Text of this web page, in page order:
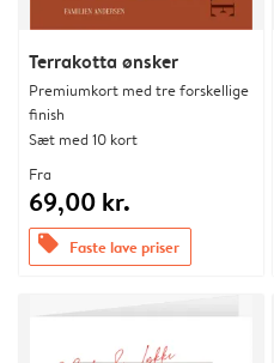
Terrakotta ønsker
Premiumkort med tre forskellige
finish
Sæt med 10 kort
Fra
69,00 kr.
offers Faste lave priser